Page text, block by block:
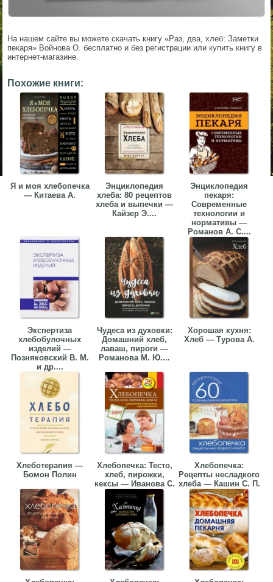
На нашем сайте вы можете скачать книгу «Раз, два, хлеб: Заметки
пекаря» Войнова О. бесплатно и без регистрации или купить книгу в
интернет-магазине.
Похожие книги:
Я и моя хлебопечка
— Китаева А.
Энциклопедия
хлеба: 80 рецептов
хлеба и выпечки —
Кайзер Э....
Энциклопедия
пекаря:
Современные
технологии и
нормативы —
Романов А. С....
Экспертиза
хлебобулочных
изделий —
Позняковский В. М.
и др....
Чудеса из духовки:
Домашний хлеб,
лаваш, пироги —
Романова М. Ю....
Хорошая кухня:
Хлеб — Турова А.
Хлеботерапия —
Бомон Полин
Хлебопечка: Тесто,
хлеб, пирожки,
кексы — Иванова С.
Хлебопечка:
Рецепты несладкого
хлеба — Кашин С. П.